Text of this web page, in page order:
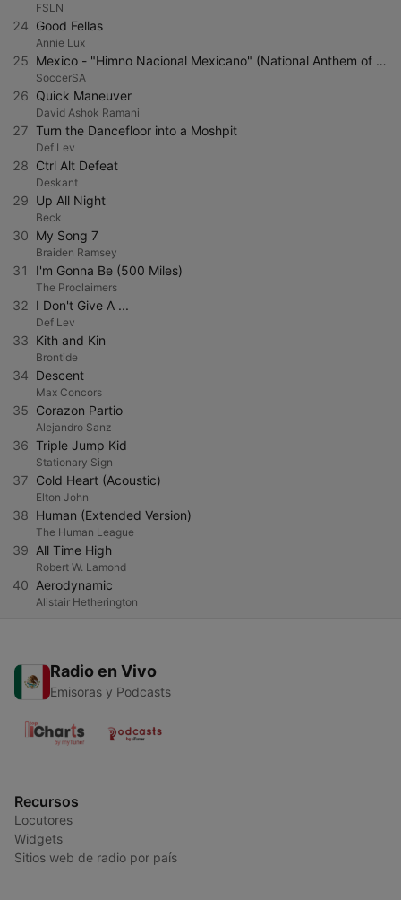
FSLN
24 Good Fellas
Annie Lux
25 Mexico - "Himno Nacional Mexicano" (National Anthem of Mexico)
SoccerSA
26 Quick Maneuver
David Ashok Ramani
27 Turn the Dancefloor into a Moshpit
Def Lev
28 Ctrl Alt Defeat
Deskant
29 Up All Night
Beck
30 My Song 7
Braiden Ramsey
31 I'm Gonna Be (500 Miles)
The Proclaimers
32 I Don't Give A ...
Def Lev
33 Kith and Kin
Brontide
34 Descent
Max Concors
35 Corazon Partio
Alejandro Sanz
36 Triple Jump Kid
Stationary Sign
37 Cold Heart (Acoustic)
Elton John
38 Human (Extended Version)
The Human League
39 All Time High
Robert W. Lamond
40 Aerodynamic
Alistair Hetherington
Radio en Vivo
Emisoras y Podcasts
Recursos
Locutores
Widgets
Sitios web de radio por país